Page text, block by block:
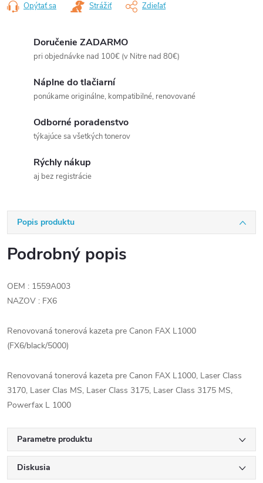
Opýtať sa Strážiť Zdieľať
Doručenie ZADARMO
pri objednávke nad 100€ (v Nitre nad 80€)
Náplne do tlačiarní
ponúkame originálne, kompatibilné, renovované
Odborné poradenstvo
týkajúce sa všetkých tonerov
Rýchly nákup
aj bez registrácie
Popis produktu
Podrobný popis
OEM : 1559A003
NAZOV : FX6
Renovovaná tonerová kazeta pre Canon FAX L1000
(FX6/black/5000)
Renovovaná tonerová kazeta pre Canon FAX L1000, Laser Class
3170, Laser Clas MS, Laser Class 3175, Laser Class 3175 MS,
Powerfax L 1000
Parametre produktu
Diskusia